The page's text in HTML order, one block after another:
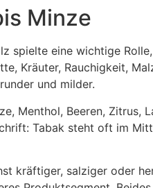
Minze
spielte eine wichtige
Kräuter, Rauchigkeit,
und milder.
Menthol, Beeren, Zitrus,
Tabak steht oft im
kräftiger, salziger oder